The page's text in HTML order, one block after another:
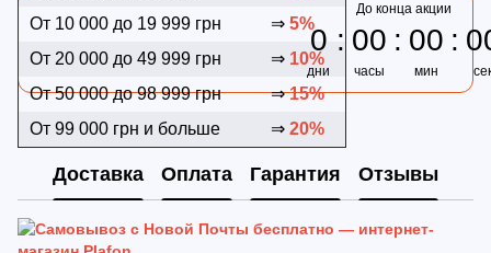
От 10 000 до 19 999 грн
⇒ 5%
От 20 000 до 49 999 грн
⇒ 10%
От 50 000 до 98 999 грн
⇒15%
От 99 000 грн и больше
⇒ 20%
До конца акции
0
дни
00
часы
00
мин
Доставка Оплата Гарантия Отзывы